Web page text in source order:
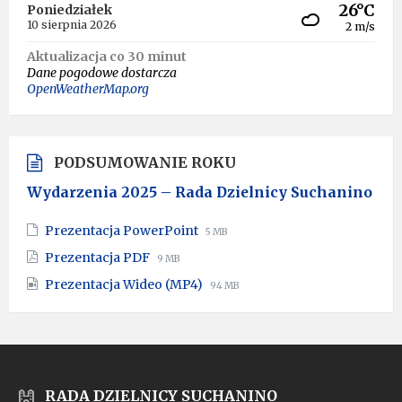
Poniedziałek
10 sierpnia 2026
26°C
2 m/s
Aktualizacja co 30 minut
Dane pogodowe dostarcza
OpenWeatherMap.org
PODSUMOWANIE ROKU
Wydarzenia 2025 – Rada Dzielnicy Suchanino
Prezentacja PowerPoint File
File
5 MB
Prezentacja PDF File
pdf
File
9 MB
Prezentacja Wideo (MP4) File
mp4
File
94 MB
RADA DZIELNICY SUCHANINO